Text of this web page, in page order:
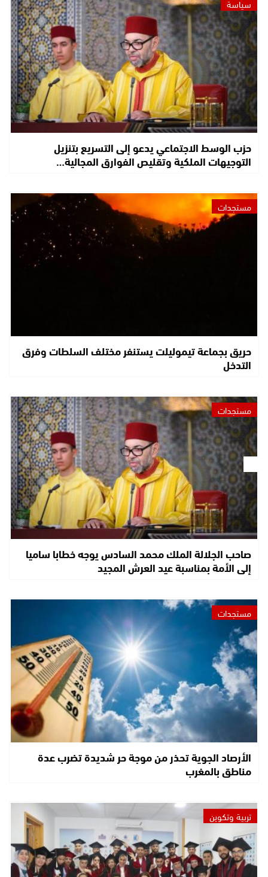
سياسة
حزب الوسط الاجتماعي يدعو إلى التسريع بتنزيل
التوجيهات الملكية وتقليص الفوارق المجالية…
مستجدات
حريق بجماعة تيموليلت يستنفر مختلف السلطات وفرق
التدخل
مستجدات
صاحب الجلالة الملك محمد السادس يوجه خطابا ساميا
إلى الأمة بمناسبة عيد العرش المجيد
مستجدات
الأرصاد الجوية تحذر من موجة حر شديدة تضرب عدة
مناطق بالمغرب
تربية وتكوين